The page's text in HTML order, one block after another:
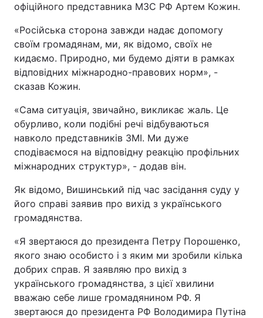
офіційного представника МЗС РФ Артем Кожин.
«Російська сторона завжди надає допомогу
своїм громадянам, ми, як відомо, своїх не
кидаємо. Природно, ми будемо діяти в рамках
відповідних міжнародно-правових норм», -
сказав Кожин.
«Сама ситуація, звичайно, викликає жаль. Це
обурливо, коли подібні речі відбуваються
навколо представників ЗМІ. Ми дуже
сподіваємося на відповідну реакцію профільних
міжнародних структур», - додав він.
Як відомо, Вишинський під час засідання суду у
його справі заявив про вихід з українського
громадянства.
«Я звертаюся до президента Петру Порошенко,
якого знаю особисто і з яким ми зробили кілька
добрих справ. Я заявляю про вихід з
українського громадянства, з цієї хвилини
вважаю себе лише громадянином РФ. Я
звертаюся до президента РФ Володимира Путіна